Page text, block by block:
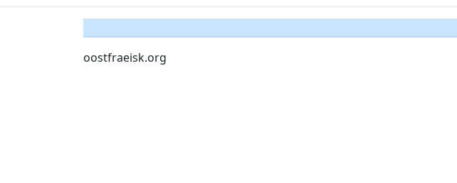
oostfraeisk.org